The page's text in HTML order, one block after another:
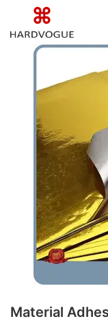
Material